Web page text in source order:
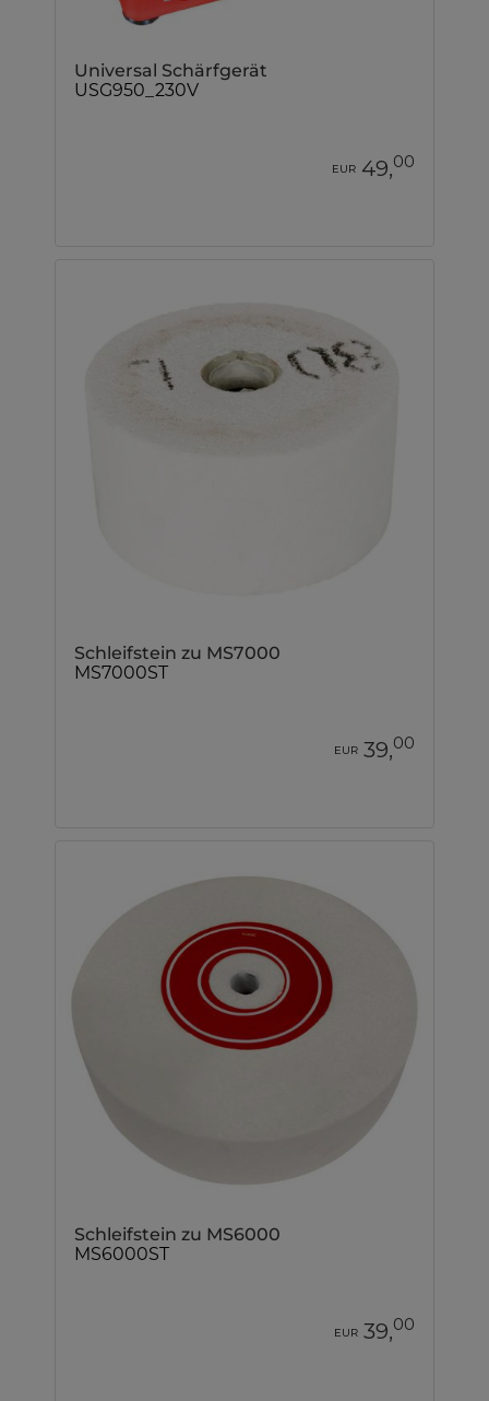
Universal Schärfgerät
USG950_230V
EUR 49,00
Schleifstein zu MS7000
MS7000ST
EUR 39,00
Schleifstein zu MS6000
MS6000ST
EUR 39,00